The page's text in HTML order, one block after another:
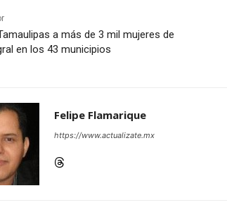
a más de 3 mil mujeres de
en los 43 municipios
Felipe Flamarique
https://www.actualizate.mx